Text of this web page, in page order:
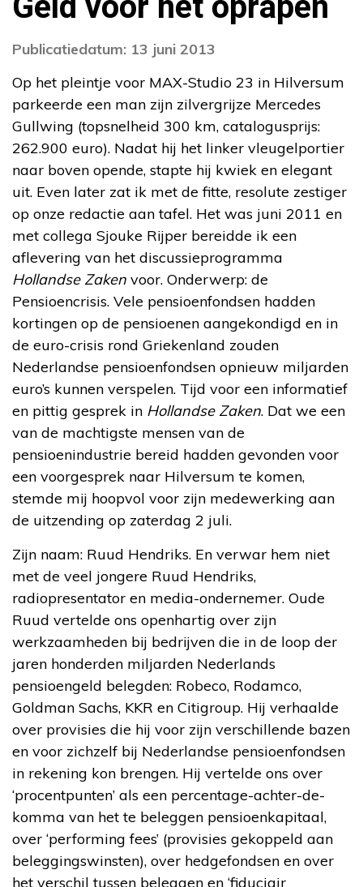
Publicatiedatum: 13 juni 2013
Op het pleintje voor MAX-Studio 23 in Hilversum
parkeerde een man zijn zilvergrijze Mercedes
Gullwing (topsnelheid 300 km, catalogusprijs:
262.900 euro). Nadat hij het linker vleugelportier
naar boven opende, stapte hij kwiek en elegant
uit. Even later zat ik met de fitte, resolute zestiger
op onze redactie aan tafel. Het was juni 2011 en
met collega Sjouke Rijper bereidde ik een
aflevering van het discussieprogramma
Hollandse Zaken voor. Onderwerp: de
Pensioencrisis. Vele pensioenfondsen hadden
kortingen op de pensioenen aangekondigd en in
de euro-crisis rond Griekenland zouden
Nederlandse pensioenfondsen opnieuw miljarden
euro’s kunnen verspelen. Tijd voor een informatief
en pittig gesprek in Hollandse Zaken. Dat we een
van de machtigste mensen van de
pensioenindustrie bereid hadden gevonden voor
een voorgesprek naar Hilversum te komen,
stemde mij hoopvol voor zijn medewerking aan
de uitzending op zaterdag 2 juli.
Zijn naam: Ruud Hendriks. En verwar hem niet
met de veel jongere Ruud Hendriks,
radiopresentator en media-ondernemer. Oude
Ruud vertelde ons openhartig over zijn
werkzaamheden bij bedrijven die in de loop der
jaren honderden miljarden Nederlands
pensioengeld belegden: Robeco, Rodamco,
Goldman Sachs, KKR en Citigroup. Hij verhaalde
over provisies die hij voor zijn verschillende bazen
en voor zichzelf bij Nederlandse pensioenfondsen
in rekening kon brengen. Hij vertelde ons over
‘procentpunten’ als een percentage-achter-de-
komma van het te beleggen pensioenkapitaal,
over ‘performing fees’ (provisies gekoppeld aan
beleggingswinsten), over hedgefondsen en over
het verschil tussen beleggen en ‘fiduciair